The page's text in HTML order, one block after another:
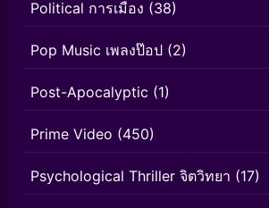
Political การเมือง (38)
Pop Music เพลงป๊อป (2)
Post-Apocalyptic (1)
Prime Video (450)
Psychological Thriller จิตวิทยา (17)